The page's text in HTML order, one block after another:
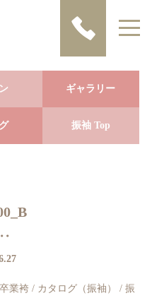
ギャラリー
振袖 Top
卒業袴 / カタログ（振袖） / 振